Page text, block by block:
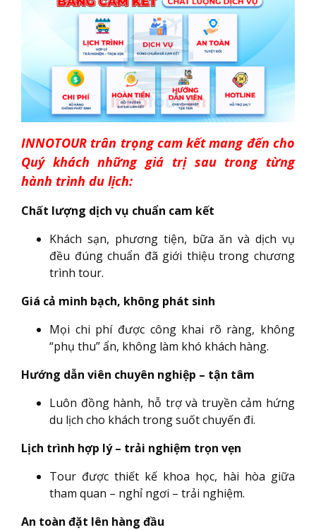
INNOTOUR trân trọng cam kết mang đến cho
Quý khách những giá trị sau trong từng
hành trình du lịch:
Chất lượng dịch vụ chuẩn cam kết
Khách sạn, phương tiện, bữa ăn và dịch vụ
đều đúng chuẩn đã giới thiệu trong chương
trình tour.
Giá cả minh bạch, không phát sinh
Mọi chi phí được công khai rõ ràng, không
“phụ thu” ẩn, không làm khó khách hàng.
Hướng dẫn viên chuyên nghiệp – tận tâm
Luôn đồng hành, hỗ trợ và truyền cảm hứng
du lịch cho khách trong suốt chuyến đi.
Lịch trình hợp lý – trải nghiệm trọn vẹn
Tour được thiết kế khoa học, hài hòa giữa
tham quan – nghỉ ngơi – trải nghiệm.
An toàn đặt lên hàng đầu